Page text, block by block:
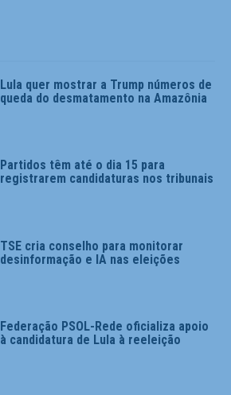
Lula quer mostrar a Trump números de
queda do desmatamento na Amazônia
Partidos têm até o dia 15 para
registrarem candidaturas nos tribunais
TSE cria conselho para monitorar
desinformação e IA nas eleições
Federação PSOL-Rede oficializa apoio
à candidatura de Lula à reeleição